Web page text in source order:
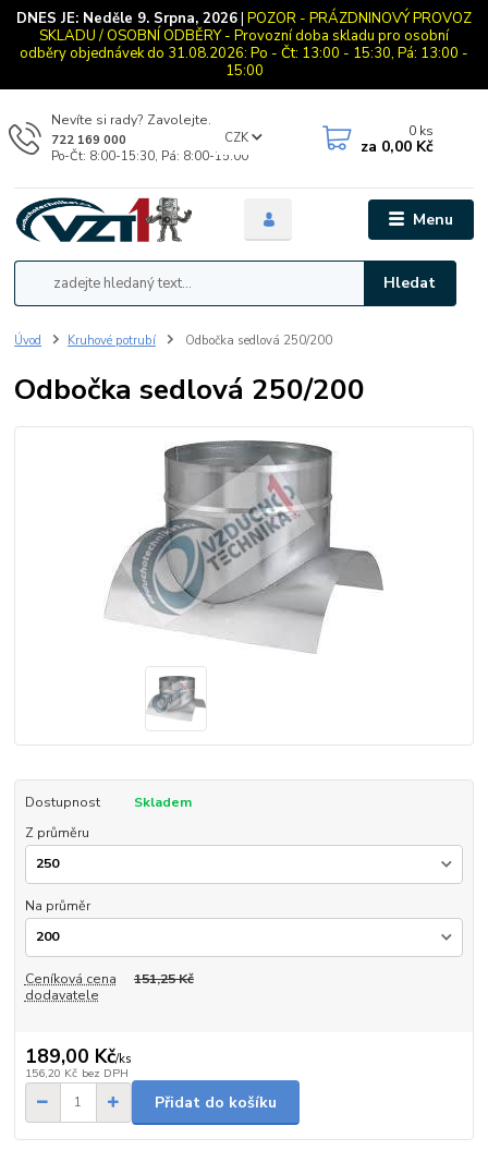
DNES JE: Neděle 9. Srpna, 2026| POZOR - PRÁZDNINOVÝ PROVOZ
SKLADU / OSOBNÍ ODBĚRY - Provozní doba skladu pro osobní
odběry objednávek do 31.08.2026: Po - Čt: 13:00 - 15:30, Pá: 13:00 -
15:00
Menu
CZK
Hledat
Nevíte si rady? Zavolejte.
722 169 000
Po-Čt: 8:00-15:30, Pá: 8:00-15:00
0 ks
za 0,00 Kč
Úvod Kruhové potrubí Odbočka sedlová 250/200
Odbočka sedlová 250/200
Dostupnost
Skladem
Z průměru
Na průměr
Ceníková cena
dodavatele
151,25 Kč
189,00 Kč/ks
156,20 Kč bez DPH
Přidat do košíku